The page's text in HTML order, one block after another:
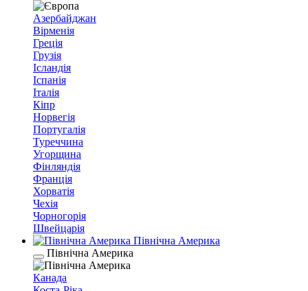
Азербайджан
Вірменія
Греція
Грузія
Ісландія
Іспанія
Італія
Кіпр
Норвегія
Португалія
Туреччина
Угорщина
Фінляндія
Франція
Хорватія
Чехія
Чорногорія
Швейцарія
Північна Америка
Північна Америка
Канада